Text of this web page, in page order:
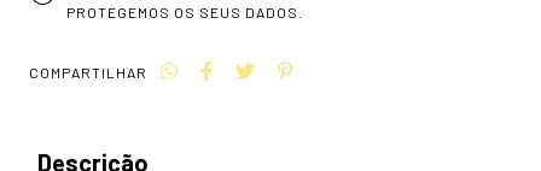
PROTEGEMOS OS SEUS DADOS.
COMPARTILHAR
Descrição